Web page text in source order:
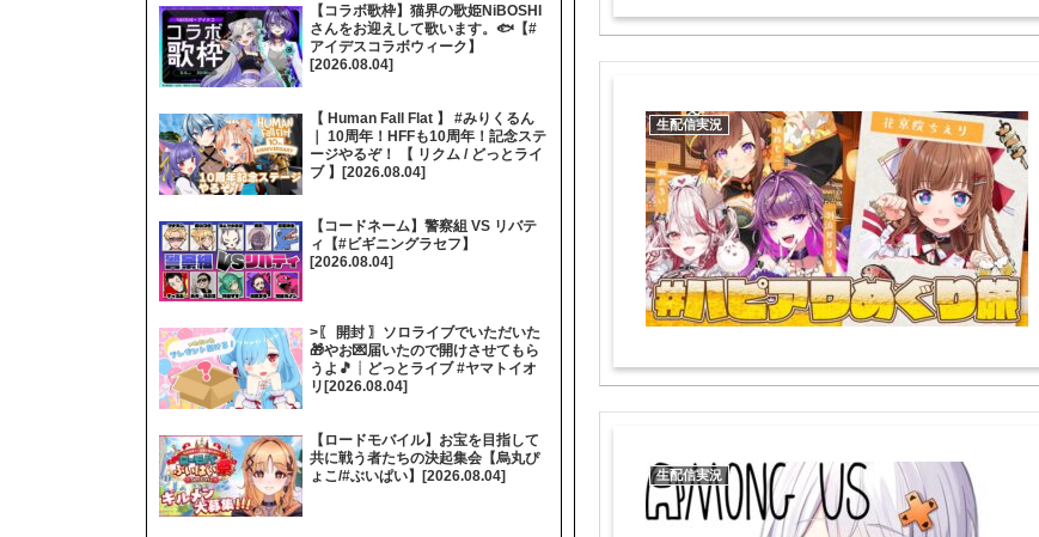
生配信実況
生配信実況
【コラボ歌枠】猫界の歌姫NiBOSHI
さんをお迎えして歌います。🐟【#
アイデスコラボウィーク】
[2026.08.04]
【 Human Fall Flat 】 #みりくるん
｜ 10周年！HFFも10周年！記念ステ
ージやるぞ！ 【 リクム / どっとライ
ブ 】[2026.08.04]
【コードネーム】警察組 VS リバテ
ィ【#ビギニングラセフ】
[2026.08.04]
>〖 開封 〗ソロライブでいただいた
🎁やお💌届いたので開けさせてもら
うよ🎵┊どっとライブ #ヤマトイオ
リ[2026.08.04]
【ロードモバイル】お宝を目指して
共に戦う者たちの決起集会【烏丸ぴ
ょこ/#ぶいぱい】[2026.08.04]